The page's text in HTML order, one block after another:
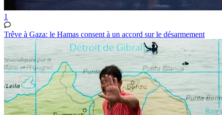
1
Trêve à Gaza: le Hamas consent à un accord sur le désarmement